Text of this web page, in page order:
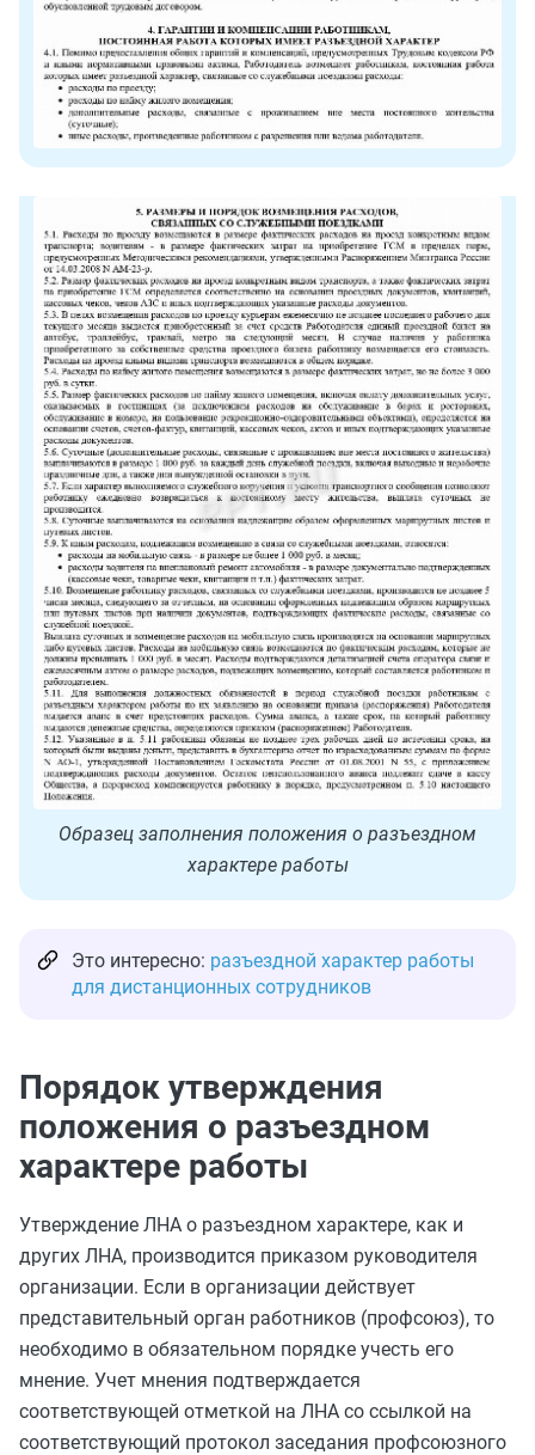
Образец заполнения положения о разъездном
характере работы
Это интересно: разъездной характер работы
для дистанционных сотрудников
Порядок утверждения
положения о разъездном
характере работы
Утверждение ЛНА о разъездном характере, как и
других ЛНА, производится приказом руководителя
организации. Если в организации действует
представительный орган работников (профсоюз), то
необходимо в обязательном порядке учесть его
мнение. Учет мнения подтверждается
соответствующей отметкой на ЛНА со ссылкой на
соответствующий протокол заседания профсоюзного